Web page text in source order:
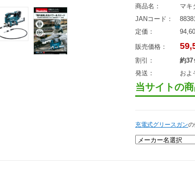
商品名：
マキ
JANコード：
定価：
販売価格：
割引：
約37
発送： およ
当サイトの
充電式グリースガン